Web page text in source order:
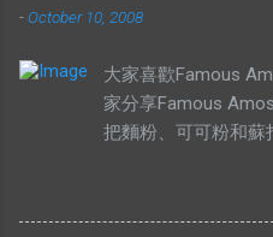
西。可是有些解
價無市就是說
應。”如果按照
供應，卻無高價
需求高過供應
的角度去看，
-October 10, 2008
大家喜歡Famous
家分享Famous
把麵粉、可可粉和蘇
（Walnut），攪拌
個盤裡，放入菜油